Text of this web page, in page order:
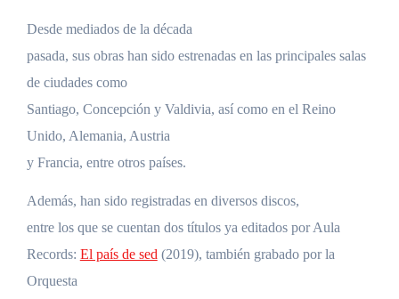
Desde mediados de la década
pasada, sus obras han sido estrenadas en las principales salas
de ciudades como
Santiago, Concepción y Valdivia, así como en el Reino
Unido, Alemania, Austria
y Francia, entre otros países.
Además, han sido registradas en diversos discos,
entre los que se cuentan dos títulos ya editados por Aula
Records: El país de sed (2019), también grabado por la
Orquesta